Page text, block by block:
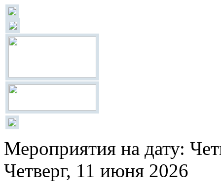
Мероприятия на дату:
Четверг, 11 июня 2026